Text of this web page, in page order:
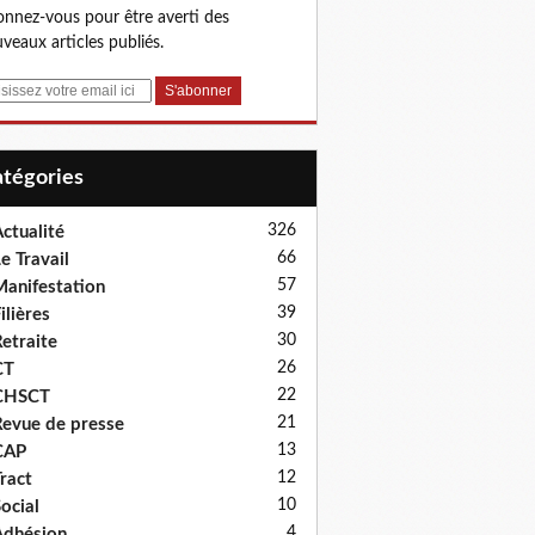
vous pour être averti des
articles publiés.
326
Travail 66
57
39
30
26
22
de presse 21
13
12
10